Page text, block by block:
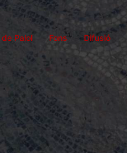
de Palol Fons Difusió